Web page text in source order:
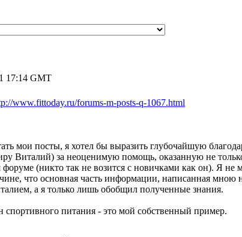
17:14 GMT
www.fittoday.ru/forums-m-posts-q-1067.html
мои посты, я хотел бы выразить глубочайшую
Виталий) за неоценимую помощь, оказанную не
(никто так не возится с новичками как он). Я не
что основная часть информации, написанная мною
а я только лишь обобщил полученные знания.
питания - это мой собственный пример.